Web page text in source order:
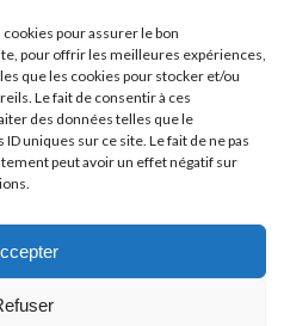
pour assurer le bon
pour offrir les meilleures expériences,
que les cookies pour stocker et/ou
Le fait de consentir à ces
des données telles que le
uniques sur ce site. Le fait de ne pas
peut avoir un effet négatif sur